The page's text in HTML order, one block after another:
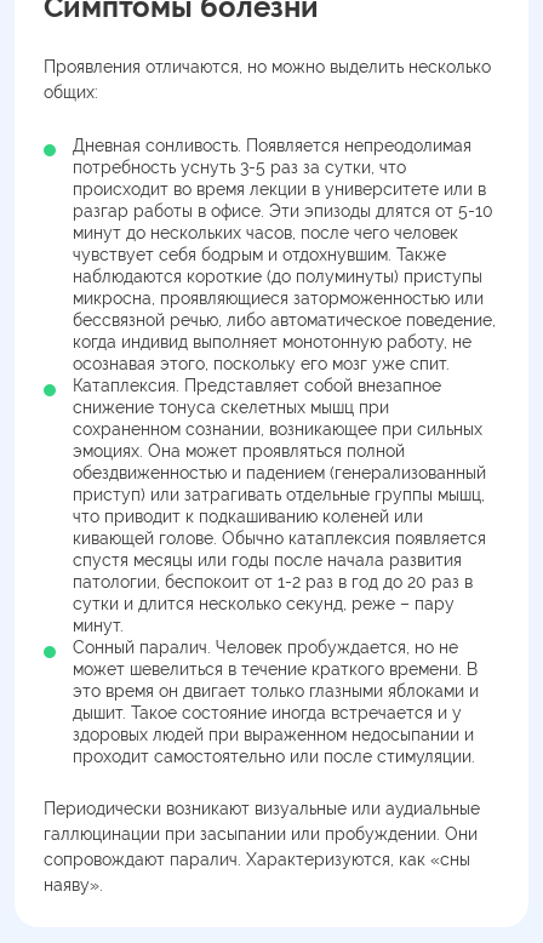
Проявления отличаются, но можно выделить несколько
общих:
Дневная сонливость. Появляется непреодолимая
потребность уснуть 3-5 раз за сутки, что
происходит во время лекции в университете или в
разгар работы в офисе. Эти эпизоды длятся от 5-10
минут до нескольких часов, после чего человек
чувствует себя бодрым и отдохнувшим. Также
наблюдаются короткие (до полуминуты) приступы
микросна, проявляющиеся заторможенностью или
бессвязной речью, либо автоматическое поведение,
когда индивид выполняет монотонную работу, не
осознавая этого, поскольку его мозг уже спит.
Катаплексия. Представляет собой внезапное
снижение тонуса скелетных мышц при
сохраненном сознании, возникающее при сильных
эмоциях. Она может проявляться полной
обездвиженностью и падением (генерализованный
приступ) или затрагивать отдельные группы мышц,
что приводит к подкашиванию коленей или
кивающей голове. Обычно катаплексия появляется
спустя месяцы или годы после начала развития
патологии, беспокоит от 1-2 раз в год до 20 раз в
сутки и длится несколько секунд, реже – пару
минут.
Сонный паралич. Человек пробуждается, но не
может шевелиться в течение краткого времени. В
это время он двигает только глазными яблоками и
дышит. Такое состояние иногда встречается и у
здоровых людей при выраженном недосыпании и
проходит самостоятельно или после стимуляции.
Периодически возникают визуальные или аудиальные
галлюцинации при засыпании или пробуждении. Они
сопровождают паралич. Характеризуются, как «сны
наяву».